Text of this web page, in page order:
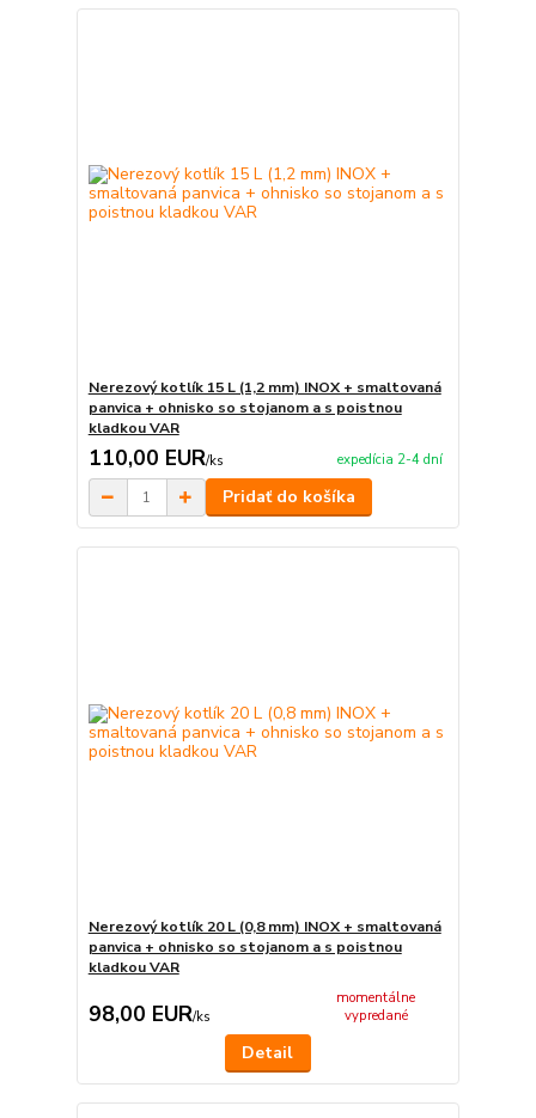
Nerezový kotlík 15 L (1,2 mm) INOX + smaltovaná
panvica + ohnisko so stojanom a s poistnou
kladkou VAR
110,00 EUR/ks expedícia 2-4 dní
Pridať do košíka
Nerezový kotlík 20 L (0,8 mm) INOX + smaltovaná
panvica + ohnisko so stojanom a s poistnou
kladkou VAR
98,00 EUR/ks
momentálne
vypredané
Detail